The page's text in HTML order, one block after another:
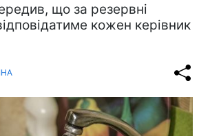
що за резервні
кожен керівник